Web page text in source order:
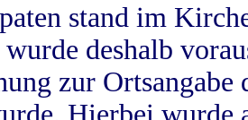
stand im
deshalb
zur